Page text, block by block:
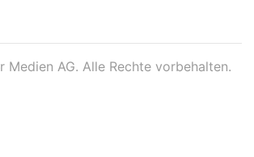
Medien AG. Alle Rechte vorbehalten.